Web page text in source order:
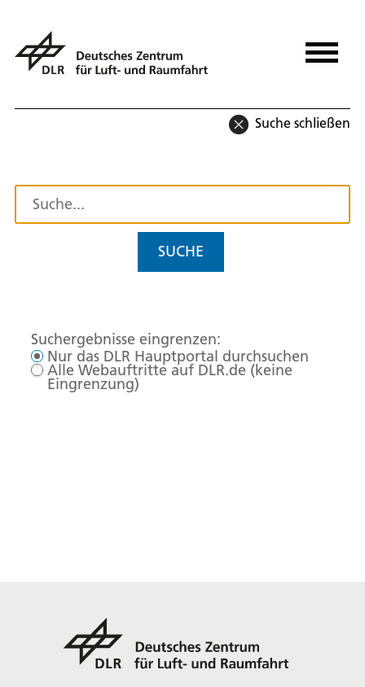
Suche schließen
SUCHE
Suchergebnisse eingrenzen:
Nur das DLR Hauptportal durchsuchen
Alle Webauftritte auf DLR.de (keine
Eingrenzung)